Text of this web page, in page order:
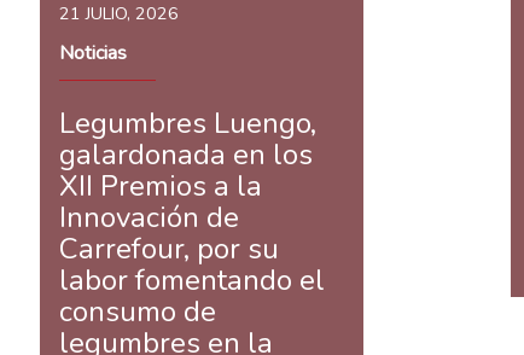
21 JULIO, 2026
Noticias
Legumbres Luengo,
galardonada en los
XII Premios a la
Innovación de
Carrefour, por su
labor fomentando el
consumo de
legumbres en la